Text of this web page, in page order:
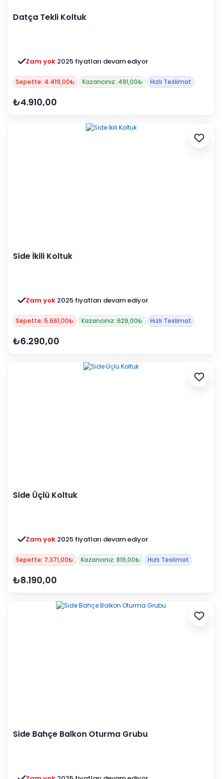
Datça Tekli Koltuk
Zam yok 2025 fiyatları devam ediyor
Sepette: 4.419,00₺ Kazancınız: 491,00₺ Hızlı Teslimat
₺4.910,00
Side İkili Koltuk
Zam yok 2025 fiyatları devam ediyor
Sepette: 5.661,00₺ Kazancınız: 629,00₺ Hızlı Teslimat
₺6.290,00
Side Üçlü Koltuk
Zam yok 2025 fiyatları devam ediyor
Sepette: 7.371,00₺ Kazancınız: 819,00₺ Hızlı Teslimat
₺8.190,00
Side Bahçe Balkon Oturma Grubu